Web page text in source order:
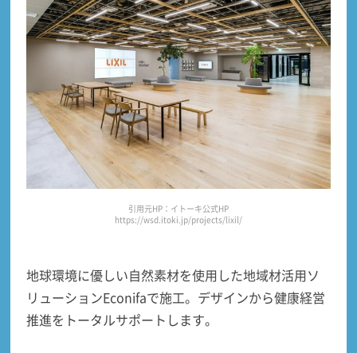
引用元HP：イトーキ公式HP
https://wsd.itoki.jp/projects/lixil/
地球環境に優しい自然素材を使用した地域材活用ソ
リューションEconifaで施工。デザインから健康経営
推進をトータルサポートします。